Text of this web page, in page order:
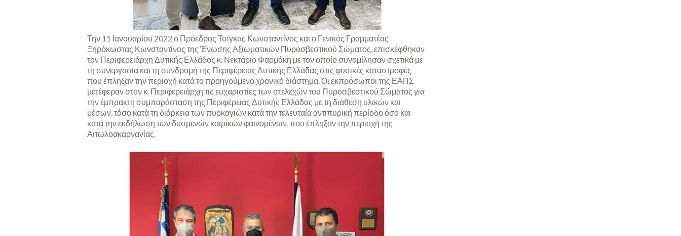
Την 11 Ιανουαρίου 2022 ο Πρόεδρος Τσίγκας Κωνσταντίνος και ο Γενικός Γραμματέας
Ξηρόκωστας Κωνσταντίνος της Ένωσης Αξιωματικών Πυροσβεστικού Σώματος, επισκέφθηκαν
τον Περιφερειάρχη Δυτικής Ελλάδος κ. Νεκτάριο Φαρμάκη με τον οποίο συνομίλησαν σχετικά με
τη συνεργασία και τη συνδρομή της Περιφέρειας Δυτικής Ελλάδας στις φυσικές καταστροφές
που έπληξαν την περιοχή κατά το προηγούμενο χρονικό διάστημα. Οι εκπρόσωποι της ΕΑΠΣ
μετέφεραν στον κ. Περιφερειάρχη τις ευχαριστίες των στελεχών του Πυροσβεστικού Σώματος για
την έμπρακτη συμπαράσταση της Περιφέρειας Δυτικής Ελλάδας με τη διάθεση υλικών και
μέσων, τόσο κατά τη διάρκεια των πυρκαγιών κατά την τελευταία αντιπυρική περίοδο όσο και
κατά την εκδήλωση των δυσμενών καιρικών φαινομένων, που έπληξαν την περιοχή της
Αιτωλοακαρνανίας.